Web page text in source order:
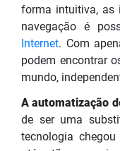
forma intuitiva, as
navegação é
Internet. Com
podem encontrar
mundo,
A automatização
de ser uma
tecnologia